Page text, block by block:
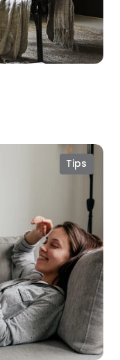
Tips